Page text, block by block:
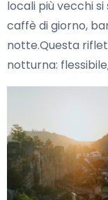
locali più vecchi
caffè di giorno,
notte.Questa
notturna: